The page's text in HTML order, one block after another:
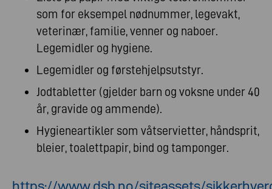
som for eksempel nødnummer, legevakt,
veterinær, familie, venner og naboer.
Legemidler og hygiene.
Legemidler og førstehjelpsutstyr.
Jodtabletter (gjelder barn og voksne under 40
år, gravide og ammende).
Hygieneartikler som våtservietter, håndsprit,
bleier, toalettpapir, bind og tamponger.
https://www.dsb.no/siteassets/